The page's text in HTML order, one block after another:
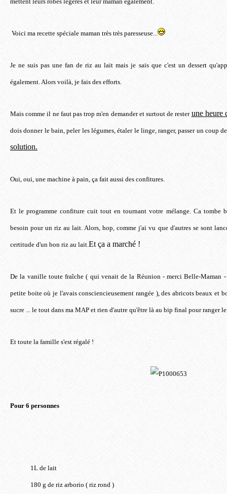
Voici ma recette spéciale maman très très paresseuse...
Je ne suis pas une fan de riz au lait mais je sais que c'est un dessert
également. Alors voilà, je fais des efforts.
Mais comme il ne faut pas trop m'en demander et surtout de rester une heure
dois donner le bain, peler les légumes, étaler le linge, ranger, passer un coup
solution.
Oui, oui, une machine à pain, ça fait aussi des confitures.
Et le programme confiture cuit tout en tournant votre mélange. Ca tombe
besoin pour un riz au lait. Alors, hop, comme j'ai vu que d'autres se sont
certitude d'un bon riz au lait.Et ça a marché !
De la vanille toute fraîche ( qui venait de la Réunion - merci Belle-Maman
petite boite où je l'avais consciencieusement rangée ), des abricots beaux et
sucre ... le tout dans ma MAP et rien d'autre qu'être là au bip final pour ranger
Et toute la famille s'est régalé !
Pour 6 personnes
1L de lait
180 g de riz arborio ( riz rond )